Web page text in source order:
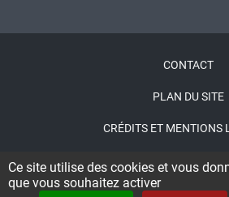
Ce site utilise des cookies et vous
que vous souhaitez activer
CONTACT
PLAN DU SITE
CRÉDITS ET MENTIONS
ACCESSIBILITÉ : NON
CONNEXION